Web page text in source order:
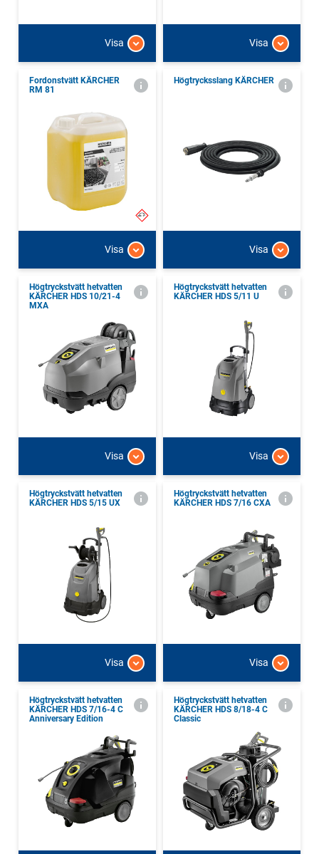
Visa Visa
Fordonstvätt KÄRCHER
RM 81
Visa
Högtrycksslang KÄRCHER
Visa
Högtryckstvätt hetvatten
KÄRCHER HDS 10/21-4
MXA
Visa
Högtryckstvätt hetvatten
KÄRCHER HDS 5/11 U
Visa
Högtryckstvätt hetvatten
KÄRCHER HDS 5/15 UX
Visa
Högtryckstvätt hetvatten
KÄRCHER HDS 7/16 CXA
Visa
Högtryckstvätt hetvatten
KÄRCHER HDS 7/16-4 C
Anniversary Edition
Högtryckstvätt hetvatten
KÄRCHER HDS 8/18-4 C
Classic